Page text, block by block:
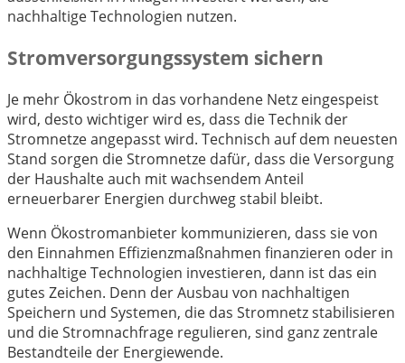
nachhaltige Technologien nutzen.
Stromversorgungssystem sichern
Je mehr Ökostrom in das vorhandene Netz eingespeist
wird, desto wichtiger wird es, dass die Technik der
Stromnetze angepasst wird. Technisch auf dem neuesten
Stand sorgen die Stromnetze dafür, dass die Versorgung
der Haushalte auch mit wachsendem Anteil
erneuerbarer Energien durchweg stabil bleibt.
Wenn Ökostromanbieter kommunizieren, dass sie von
den Einnahmen Effizienzmaßnahmen finanzieren oder in
nachhaltige Technologien investieren, dann ist das ein
gutes Zeichen. Denn der Ausbau von nachhaltigen
Speichern und Systemen, die das Stromnetz stabilisieren
und die Stromnachfrage regulieren, sind ganz zentrale
Bestandteile der Energiewende.